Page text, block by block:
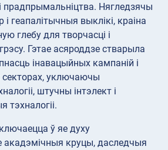
прадпрымальніцтва. Нягледзячы
геапалітычныя выклікі, краіна
глебу для творчасці і
Гэтае асяроддзе стварыла
інавацыйных кампаній і
секторах, уключаючы
штучны інтэлект і
тэхналогіі.
ў яе духу
акадэмічныя круцы, даследчыя